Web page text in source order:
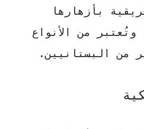
بأزهارها
وتُعتبر من الأنواع
من البستانيين.